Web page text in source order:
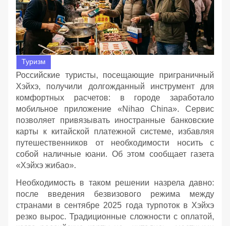
Туризм
Российские туристы, посещающие приграничный
Хэйхэ, получили долгожданный инструмент для
комфортных расчетов: в городе заработало
мобильное приложение «Nihao China». Сервис
позволяет привязывать иностранные банковские
карты к китайской платежной системе, избавляя
путешественников от необходимости носить с
собой наличные юани. Об этом сообщает газета
«Хэйхэ жибао».
Необходимость в таком решении назрела давно:
после введения безвизового режима между
странами в сентябре 2025 года турпоток в Хэйхэ
резко вырос. Традиционные сложности с оплатой,